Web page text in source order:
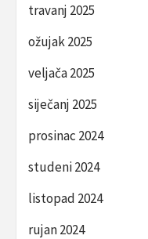
travanj 2025
ožujak 2025
veljača 2025
siječanj 2025
prosinac 2024
studeni 2024
listopad 2024
rujan 2024